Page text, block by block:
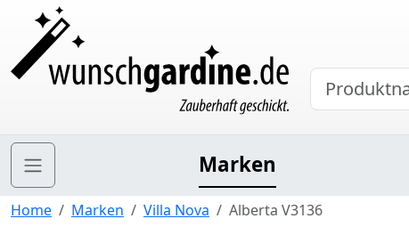
Marken
Home Marken Villa Nova Alberta V3136